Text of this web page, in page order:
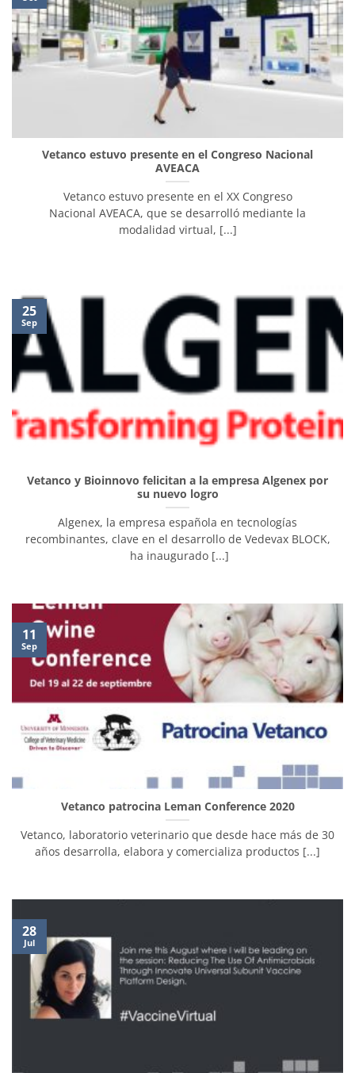
Vetanco estuvo presente en el Congreso Nacional
AVEACA
Vetanco estuvo presente en el XX Congreso
Nacional AVEACA, que se desarrolló mediante la
modalidad virtual, [...]
Vetanco y Bioinnovo felicitan a la empresa Algenex por
su nuevo logro
Algenex, la empresa española en tecnologías
recombinantes, clave en el desarrollo de Vedevax BLOCK,
ha inaugurado [...]
25
Sep
Vetanco patrocina Leman Conference 2020
Vetanco, laboratorio veterinario que desde hace más de 30
años desarrolla, elabora y comercializa productos [...]
11
Sep
28
Jul